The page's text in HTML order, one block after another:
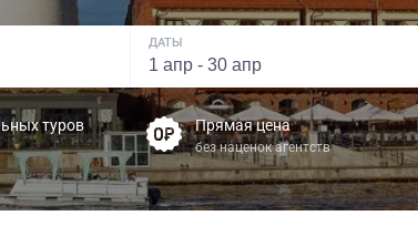
ДАТЫ
туров Прямая цена
без наценок агентств